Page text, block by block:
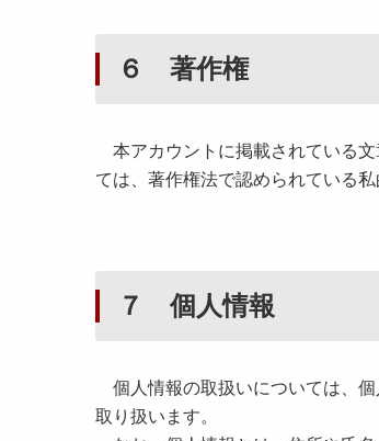
６ 著作権
本アカウントに掲載されている文
ては、著作権法で認められている
７ 個人情報
個人情報の取扱いについては、個
取り扱います。